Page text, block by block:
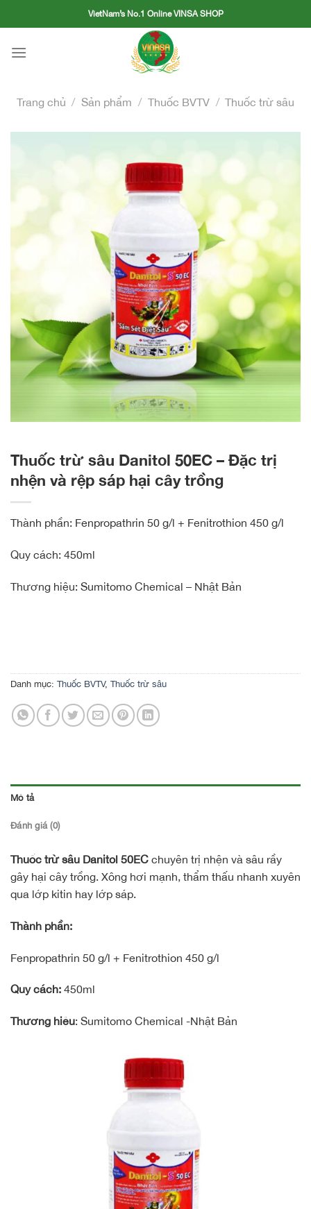
to
VietNam’s No.1 Online VINSA SHOP
Trang chủ / Sản phẩm / Thuốc BVTV / Thuốc trừ sâu
Thuốc trừ sâu Danitol 50EC – Đặc trị
nhện và rệp sáp hại cây trồng
Thành phần: Fenpropathrin 50 g/l + Fenitrothion 450 g/l
Quy cách: 450ml
Thương hiệu: Sumitomo Chemical – Nhật Bản
Danh mục: Thuốc BVTV, Thuốc trừ sâu
Mô tả
Đánh giá (0)
Thuốc trừ sâu Danitol 50EC chuyên trị nhện và sâu rầy
gây hại cây trồng. Xông hơi mạnh, thẩm thấu nhanh xuyên
qua lớp kitin hay lớp sáp.
Thành phần:
Fenpropathrin 50 g/l + Fenitrothion 450 g/l
Quy cách: 450ml
Thương hiệu: Sumitomo Chemical -Nhật Bản